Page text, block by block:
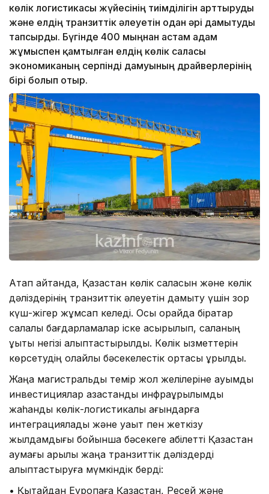
көлік логистикасы жүйесінің тиімділігін арттыруды
және елдің транзиттік әлеуетін одан әрі дамытуды
тапсырды. Бүгінде 400 мыңнан астам адам
жұмыспен қамтылған елдің көлік саласы
экономиканың серпінді дамуының драйверлерінің
бірі болып отыр.
Атап айтқанда, Қазақстан көлік саласын және көлік
дәліздерінің транзиттік әлеуетін дамыту үшін зор
күш-жігер жұмсап келеді. Осы орайда бірқатар
салалық бағдарламалар іске асырылып, саланың
құқықтық негізі қалыптастырылды. Көлік қызметтерін
көрсетудің қолайлы бәсекелестік ортасы құрылды.
Жаңа магистральдық темір жол желілеріне ауқымды
инвестициялар қазақстандық инфрақұрылымды
жаһандық көлік-логистикалық ағындарға
интеграциялады және уақыт пен жеткізу
жылдамдығы бойынша бәсекеге қабілетті Қазақстан
аумағы арқылы жаңа транзиттік дәліздерді
қалыптастыруға мүмкіндік берді:
• Қытайдан Еуропаға Қазақстан, Ресей және